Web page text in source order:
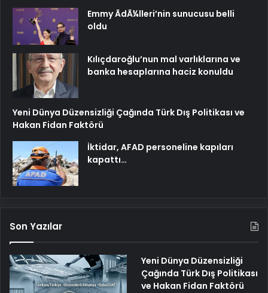
Emmy ÃdÃ¼lleri’nin sunucusu belli
oldu
Kılıçdaroğlu’nun mal varlıklarına ve
banka hesaplarına haciz konuldu
Yeni Dünya Düzensizliği Çağında Türk Dış Politikası ve
Hakan Fidan Faktörü
İktidar, AFAD personeline kapıları
kapattı…
Son Yazılar
Yeni Dünya Düzensizliği
Çağında Türk Dış Politikası
ve Hakan Fidan Faktörü